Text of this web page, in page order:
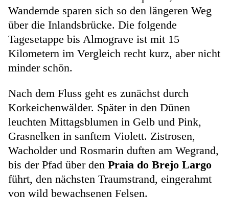
Wandernde sparen sich so den längeren Weg
über die Inlandsbrücke. Die folgende
Tagesetappe bis Almograve ist mit 15
Kilometern im Vergleich recht kurz, aber nicht
minder schön.
Nach dem Fluss geht es zunächst durch
Korkeichenwälder. Später in den Dünen
leuchten Mittagsblumen in Gelb und Pink,
Grasnelken in sanftem Violett. Zistrosen,
Wacholder und Rosmarin duften am Wegrand,
bis der Pfad über den Praia do Brejo Largo
führt, den nächsten Traumstrand, eingerahmt
von wild bewachsenen Felsen.